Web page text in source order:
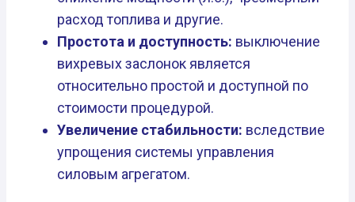
расход топлива и другие.
Простота и доступность: выключение
вихревых заслонок является
относительно простой и доступной по
стоимости процедурой.
Увеличение стабильности: вследствие
упрощения системы управления
силовым агрегатом.